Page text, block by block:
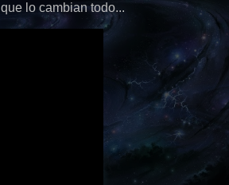
lo cambian todo...